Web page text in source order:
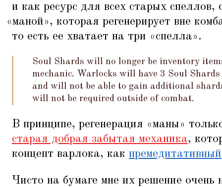
и как ресурс для всех старых
«маной», которая регенерирует вне
то есть ее хватает на три «спелла».
Soul Shards will no longer be inventory
mechanic. Warlocks will have 3 Soul
and will not be able to gain additional
will not be required outside of combat.
В принципе, регенерация «маны»
старая добрая забытая механика,
концепт варлока, как премедитативный
Чисто на бумаге мне их решение очень